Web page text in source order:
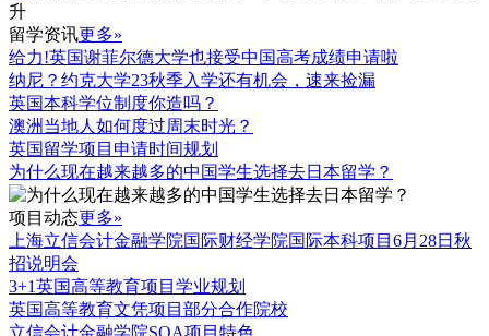
留学资讯更多»
给力!英国谢菲尔德大学也接受中国高考成绩申请啦
纳尼？约克大学23秋季入学还有机会，速来捡漏
英国本科学位制度你造吗？
澳洲当地人如何度过周末时光？
英国留学项目申请时间规划
为什么现在越来越多的中国学生选择去日本留学？
项目动态更多»
上海立信会计金融学院国际财经学院国际本科项目6月28日秋
招说明会
3+1英国高等教育项目学业规划
英国高等教育文凭项目部分合作院校
立信会计金融学院SQA项目特色